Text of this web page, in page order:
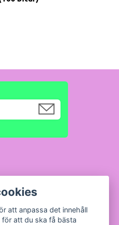
att anpassa det innehåll
att du ska få bästa